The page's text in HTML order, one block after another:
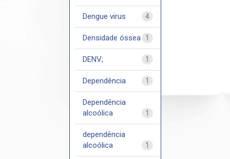
Dengue virus 4
Densidade óssea 1
DENV; 1
Dependência 1
Dependência
alcoólica
1
dependência
alcoólica
1